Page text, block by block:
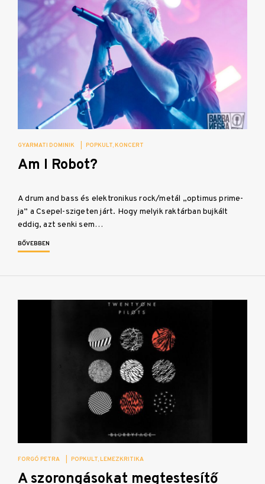
GYARMATI DOMINIK POPKULT KONCERT
Am I Robot?
A drum and bass és elektronikus rock/metál „optimus prime-
ja” a Csepel-szigeten járt. Hogy melyik raktárban bujkált
eddig, azt senki sem…
BŐVEBBEN
FORGÓ PETRA POPKULT LEMEZKRITIKA
A szorongásokat megtestesítő